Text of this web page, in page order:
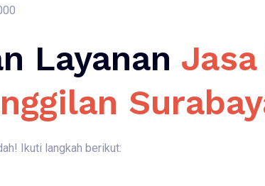
Layanan
Ikuti langkah berikut: